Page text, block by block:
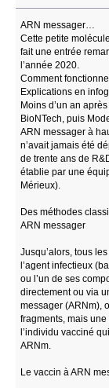
ARN messager…
Cette petite
fait une entrée
l’année 2020.
Comment
Explications en
Moins d’un an
BioNTech, puis
ARN messager à
n’avait jamais été
de trente ans de
établie par une
Mérieux).
Des méthodes
ARN messager
Jusqu’alors, tous
l’agent infectieux
ou l’un de ses
directement ou via
messager (ARNm),
fragments, mais
l’individu vacciné
ARNm.
Le vaccin à ARN